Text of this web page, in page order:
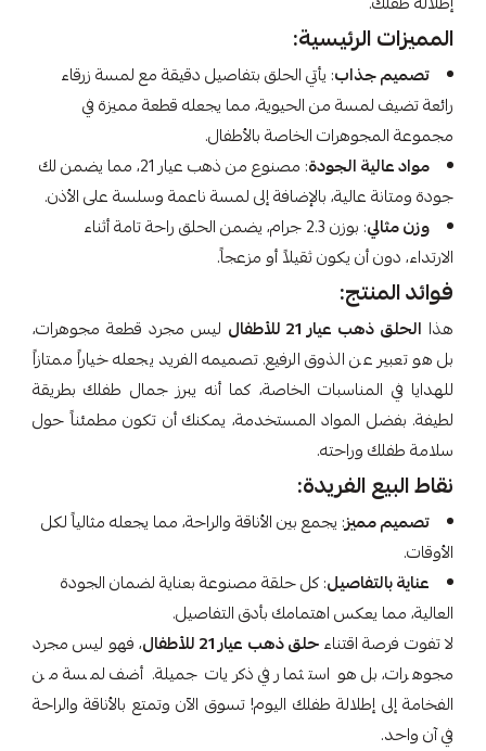
المميزات الرئيسية:
تصميم جذاب: يأتي الحلق بتفاصيل دقيقة مع لمسة زرقاء
رائعة تضيف لمسة من الحيوية، مما يجعله قطعة مميزة في
مجموعة المجوهرات الخاصة بالأطفال.
مواد عالية الجودة
: مصنوع من ذهب عيار 21، مما يضمن لك
جودة ومتانة عالية، بالإضافة إلى لمسة ناعمة وسلسة على الأذن.
وزن مثالي
: بوزن 2.3 جرام، يضمن الحلق راحة تامة أثناء
الارتداء، دون أن يكون ثقيلاً أو مزعجاً.
فوائد المنتج:
هذا الحلق ذهب عيار 21 للأطفال
ليس مجرد قطعة مجوهرات،
بل هو تعبير عن الذوق الرفيع. تصميمه الفريد يجعله خياراً ممتازاً
للهدايا في المناسبات الخاصة، كما أنه يبرز جمال طفلك بطريقة
لطيفة. بفضل المواد المستخدمة، يمكنك أن تكون مطمئناً حول
سلامة طفلك وراحته.
نقاط البيع الفريدة:
تصميم مميز: يجمع بين الأناقة والراحة، مما يجعله مثالياً لكل
الأوقات.
عناية بالتفاصيل: كل حلقة مصنوعة بعناية لضمان الجودة
العالية، مما يعكس اهتمامك بأدق التفاصيل.
لا تفوت فرصة اقتناءحلق ذهب عيار 21 للأطفال
، فهو ليس مجرد
مجوهرات، بل هو استثمار في ذكريات جميلة. أضف لمسة من
الفخامة إلى إطلالة طفلك اليوم! تسوق الآن وتمتع بالأناقة والراحة
في آن واحد.